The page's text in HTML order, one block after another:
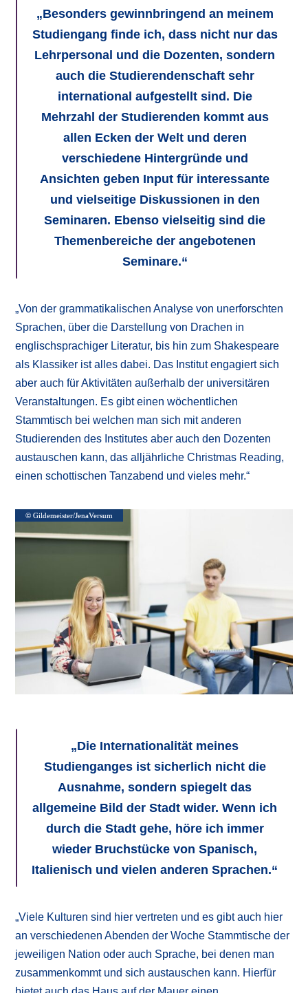
„Besonders gewinnbringend an meinem
Studiengang finde ich, dass nicht nur das
Lehrpersonal und die Dozenten, sondern
auch die Studierendenschaft sehr
international aufgestellt sind. Die
Mehrzahl der Studierenden kommt aus
allen Ecken der Welt und deren
verschiedene Hintergründe und
Ansichten geben Input für interessante
und vielseitige Diskussionen in den
Seminaren. Ebenso vielseitig sind die
Themenbereiche der angebotenen
Seminare.“
„Von der grammatikalischen Analyse von unerforschten
Sprachen, über die Darstellung von Drachen in
englischsprachiger Literatur, bis hin zum Shakespeare
als Klassiker ist alles dabei. Das Institut engagiert sich
aber auch für Aktivitäten außerhalb der universitären
Veranstaltungen. Es gibt einen wöchentlichen
Stammtisch bei welchen man sich mit anderen
Studierenden des Institutes aber auch den Dozenten
austauschen kann, das alljährliche Christmas Reading,
einen schottischen Tanzabend und vieles mehr.“
© Gildemeister/JenaVersum
© Gildemeister/JenaVersum
„Die Internationalität meines
Studienganges ist sicherlich nicht die
Ausnahme, sondern spiegelt das
allgemeine Bild der Stadt wider. Wenn ich
durch die Stadt gehe, höre ich immer
wieder Bruchstücke von Spanisch,
Italienisch und vielen anderen Sprachen.“
„Viele Kulturen sind hier vertreten und es gibt auch hier
an verschiedenen Abenden der Woche Stammtische der
jeweiligen Nation oder auch Sprache, bei denen man
zusammenkommt und sich austauschen kann. Hierfür